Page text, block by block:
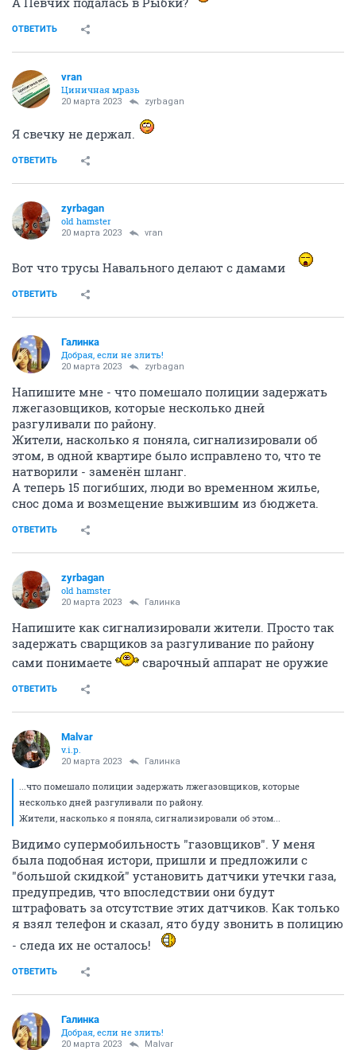
ОТВЕТИТЬ
vran
Циничная мразь
20 марта 2023 zyrbagan
Я свечку не держал.
ОТВЕТИТЬ
zyrbagan
old hamster
20 марта 2023 vran
Вот что трусы Навального делают с дамами
ОТВЕТИТЬ
Галинка
Добрая, если не злить!
20 марта 2023 zyrbagan
Напишите мне - что помешало полиции задержать
лжегазовщиков, которые несколько дней
разгуливали по району.
Жители, насколько я поняла, сигнализировали об
этом, в одной квартире было исправлено то, что те
натворили - заменён шланг.
А теперь 15 погибших, люди во временном жилье,
снос дома и возмещение выжившим из бюджета.
ОТВЕТИТЬ
zyrbagan
old hamster
20 марта 2023 Галинка
Напишите как сигнализировали жители. Просто так
задержать сварщиков за разгуливание по району
сами понимаете
сварочный аппарат не оружие
ОТВЕТИТЬ
Malvar
v.i.p.
20 марта 2023 Галинка
...что помешало полиции задержать лжегазовщиков, которые
несколько дней разгуливали по району.
Жители, насколько я поняла, сигнализировали об этом...
Видимо супермобильность "газовщиков". У меня
была подобная истори, пришли и предложили с
"большой скидкой" установить датчики утечки газа,
предупредив, что впоследствии они будут
штрафовать за отсутствие этих датчиков. Как только
я взял телефон и сказал, ято буду звонить в полицию
- следа их не осталось!
ОТВЕТИТЬ
Галинка
Добрая, если не злить!
20 марта 2023 Malvar